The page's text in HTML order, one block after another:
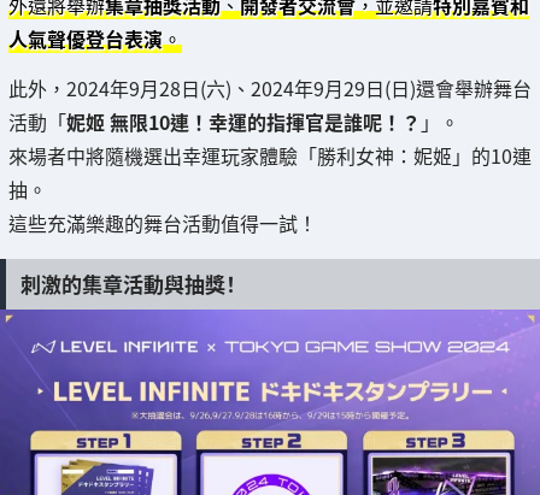
人氣聲優登台表演。
此外，2024年9月28日(六)、2024年9月29日(日)還會舉辦舞台
活動「妮姬 無限10連！幸運的指揮官是誰呢！？ 」。
來場者中將隨機選出幸運玩家體驗「勝利女神：妮姬」的10連
抽。
這些充滿樂趣的舞台活動值得一試！
刺激的集章活動與抽獎！